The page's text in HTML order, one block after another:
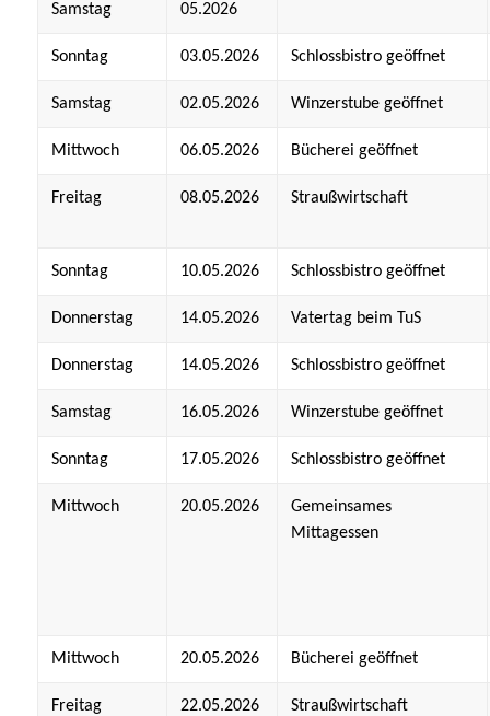
Samstag 05.2026
Sonntag 03.05.2026 Schlossbistro geöffnet
Samstag 02.05.2026 Winzerstube geöffnet
Mittwoch 06.05.2026 Bücherei geöffnet
Freitag 08.05.2026 Straußwirtschaft
Sonntag 10.05.2026 Schlossbistro geöffnet
Donnerstag 14.05.2026 Vatertag beim TuS
Donnerstag 14.05.2026 Schlossbistro geöffnet
Samstag 16.05.2026 Winzerstube geöffnet
Sonntag 17.05.2026 Schlossbistro geöffnet
Mittwoch 20.05.2026
Gemeinsames
Mittagessen
Mittwoch 20.05.2026 Bücherei geöffnet
Freitag 22.05.2026 Straußwirtschaft